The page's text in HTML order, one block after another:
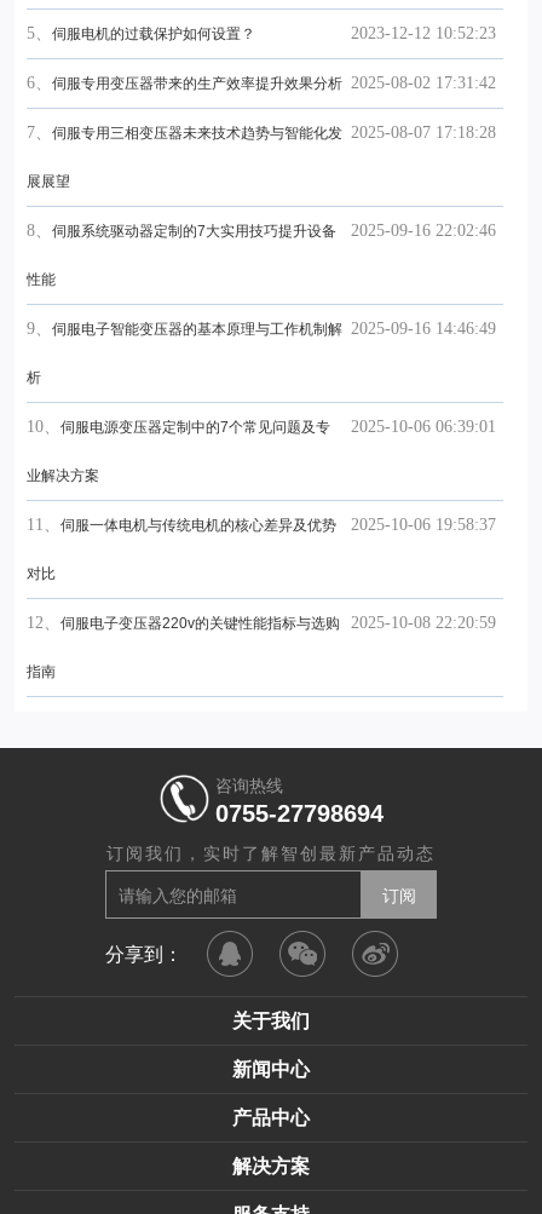
2023-12-12 10:52:23
5、 伺服电机的过载保护如何设置？
2025-08-02 17:31:42
6、 伺服专用变压器带来的生产效率提升效果分析
2025-08-07 17:18:28
7、 伺服专用三相变压器未来技术趋势与智能化发
展展望
2025-09-16 22:02:46
8、 伺服系统驱动器定制的7大实用技巧提升设备
性能
2025-09-16 14:46:49
9、 伺服电子智能变压器的基本原理与工作机制解
析
2025-10-06 06:39:01
10、 伺服电源变压器定制中的7个常见问题及专
业解决方案
2025-10-06 19:58:37
11、 伺服一体电机与传统电机的核心差异及优势
对比
2025-10-08 22:20:59
12、 伺服电子变压器220v的关键性能指标与选购
指南
咨询热线
0755-27798694
订阅我们，实时了解智创最新产品动态
分享到：
关于我们
新闻中心
产品中心
解决方案